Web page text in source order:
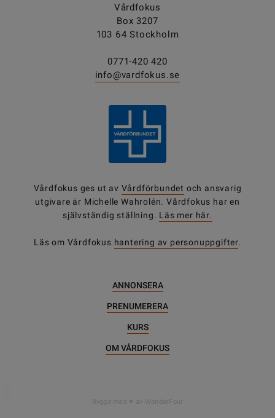
Vårdfokus
Box 3207
103 64 Stockholm
0771-420 420
info@vardfokus.se
Vårdfokus ges ut av Vårdförbundet och ansvarig
utgivare är Michelle Wahrolén. Vårdfokus har en
självständig ställning. Läs mer här.
Läs om Vårdfokus hantering av personuppgifter.
ANNONSERA
PRENUMERERA
KURS
OM VÅRDFOKUS
Byggd med av WonderFour